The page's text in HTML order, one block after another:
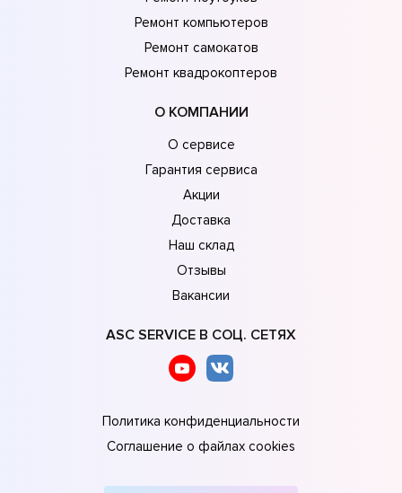
Ремонт компьютеров
Ремонт самокатов
Ремонт квадрокоптеров
О КОМПАНИИ
О сервисе
Гарантия сервиса
Акции
Доставка
Наш склад
Отзывы
Вакансии
ASC SERVICE В СОЦ. СЕТЯХ
Политика конфиденциальности
Соглашение о файлах cookies